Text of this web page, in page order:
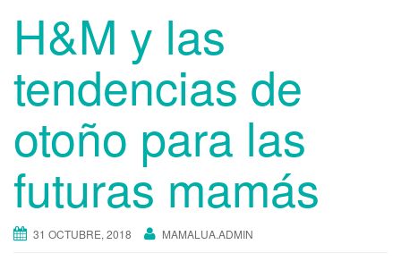
H&M y las
tendencias de
otoño para las
futuras mamás
31 OCTUBRE, 2018 MAMALUA.ADMIN